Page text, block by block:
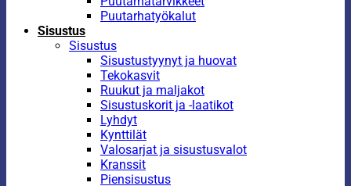
Puutarhatyökalut
Sisustus
Sisustus
Sisustustyynyt ja huovat
Tekokasvit
Ruukut ja maljakot
Sisustuskorit ja -laatikot
Lyhdyt
Kynttilät
Valosarjat ja sisustusvalot
Kranssit
Piensisustus